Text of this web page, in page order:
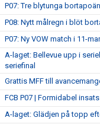
P07: Tre blytunga
P08: Nytt målregn i blöt
P07: Ny VOW match i 11-
A-laget: Bellevue upp i
seriefinal
Grattis MFF till
FCB P07 | Formidabel
A-laget: Glädjen på topp